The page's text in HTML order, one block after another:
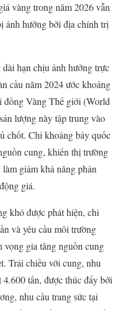
vàng trong năm 2026 vẫn
ảnh hưởng bởi địa chính trị
hạn chịu ảnh hưởng trực
cầu năm 2024 ước khoảng
đồng Vàng Thế giới (World
lượng này tập trung vào
chốt. Chỉ khoảng bảy quốc
cung, khiến thị trường
giảm khả năng phản
giá.
khó được phát hiện, chi
và yêu cầu môi trường
vọng gia tăng nguồn cung
Trái chiều với cung, nhu
tấn, được thúc đẩy bởi
nhu cầu trang sức tại